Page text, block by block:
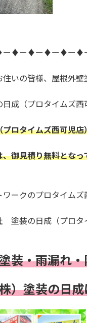
♦ー♦ー♦ー♦ー
いの皆様、屋根外壁
成（プロタイムズ西
ロタイムズ西可児店
御見積り無料となっ
ークのプロタイムズ
塗装の日成（プロタ
装・雨漏れ
）塗装の日